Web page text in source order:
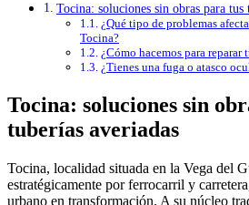
Tocina: soluciones sin obras para tus
¿Qué tipo de problemas
Tocina?
¿Cómo hacemos para reparar
¿Tienes una fuga o atasco
Tocina: soluciones sin
tuberías averiadas
Tocina, localidad situada en la Vega del
estratégicamente por ferrocarril y
urbano en transformación. A su núcleo